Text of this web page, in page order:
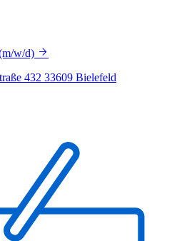
w/d)
432 33609 Bielefeld